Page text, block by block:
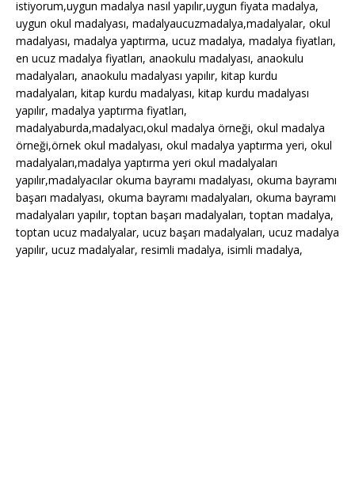
istiyorum,uygun madalya nasıl yapılır,uygun fiyata madalya,
uygun okul madalyası, madalyaucuzmadalya,madalyalar, okul
madalyası, madalya yaptırma, ucuz madalya, madalya fiyatları,
en ucuz madalya fiyatları, anaokulu madalyası, anaokulu
madalyaları, anaokulu madalyası yapılır, kitap kurdu
madalyaları, kitap kurdu madalyası, kitap kurdu madalyası
yapılır, madalya yaptırma fiyatları,
madalyaburda,madalyacı,okul madalya örneği, okul madalya
örneği,örnek okul madalyası, okul madalya yaptırma yeri, okul
madalyaları,madalya yaptırma yeri okul madalyaları
yapılır,madalyacılar okuma bayramı madalyası, okuma bayramı
başarı madalyası, okuma bayramı madalyaları, okuma bayramı
madalyaları yapılır, toptan başarı madalyaları, toptan madalya,
toptan ucuz madalyalar, ucuz başarı madalyaları, ucuz madalya
yapılır, ucuz madalyalar, resimli madalya, isimli madalya,